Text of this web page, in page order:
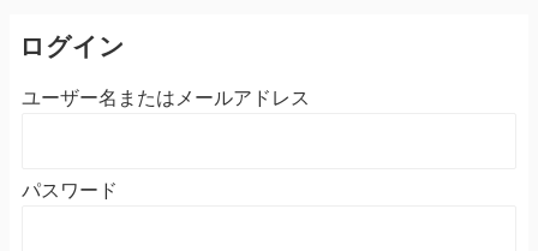
ログイン
ユーザー名またはメールアドレス
パスワード